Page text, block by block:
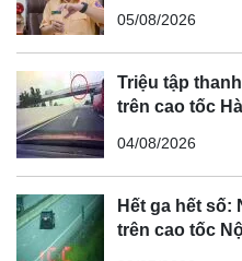
05/08/2026
Triệu tập
trên cao tốc
04/08/2026
Hết ga hết số:
trên cao tốc